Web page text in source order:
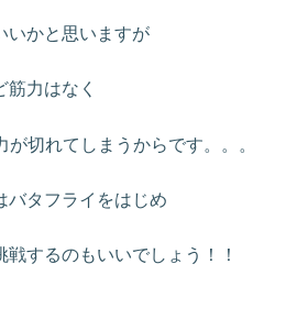
いかと思いますが
力はなく
切れてしまうからです。。。
バタフライをはじめ
戦するのもいいでしょう！！